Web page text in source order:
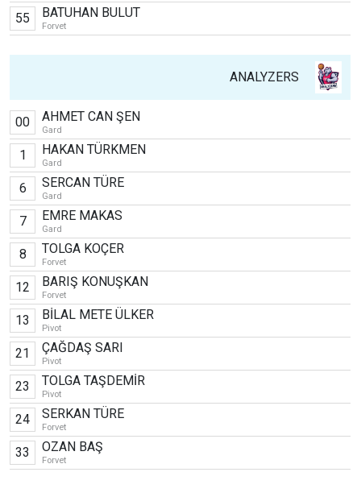
55 BATUHAN BULUT
Forvet
ANALYZERS
00 AHMET CAN ŞEN
Gard
1 HAKAN TÜRKMEN
Gard
6 SERCAN TÜRE
Gard
7 EMRE MAKAS
Gard
8 TOLGA KOÇER
Forvet
12 BARIŞ KONUŞKAN
Forvet
13 BİLAL METE ÜLKER
Pivot
21 ÇAĞDAŞ SARI
Pivot
23 TOLGA TAŞDEMİR
Pivot
24 SERKAN TÜRE
Forvet
33 OZAN BAŞ
Forvet